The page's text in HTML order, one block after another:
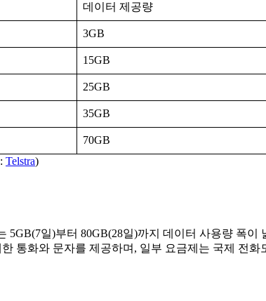
데이터 제공량
3GB
15GB
25GB
35GB
70GB
Telstra)
는 5GB(7일)부터 80GB(28일)까지 데이터 사용량
통화와 문자를 제공하며, 일부 요금제는 국제 전